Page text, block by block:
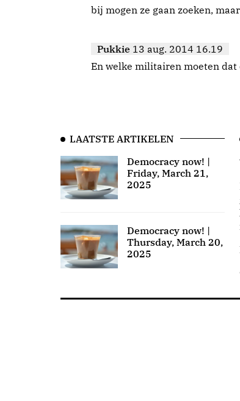
bij mogen ze gaan zoeken,
Pukkie 13 aug. 2014 16.19
En welke militairen moeten dat
LAATSTE ARTIKELEN
Democracy now! |
Friday, March 21,
2025
Democracy now! |
Thursday, March 20,
2025